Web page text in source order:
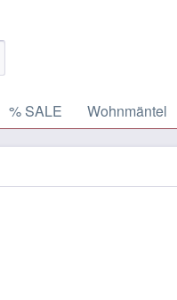
% SALE Wohnmäntel